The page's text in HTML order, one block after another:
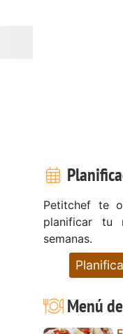
Petitchef te
planificar tu
semanas.
Menú